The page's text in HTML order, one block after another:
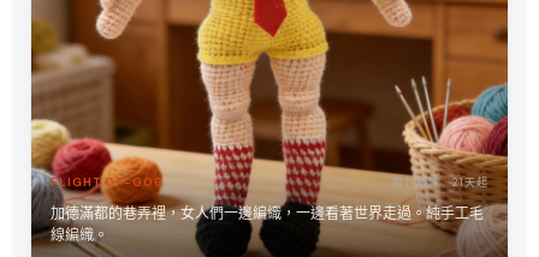
FLIGHT CF-006 鉤針編織 · 21天起
加德滿都的巷弄裡，女人們一邊編織，一邊看著世界走過。純手工毛
線編織。